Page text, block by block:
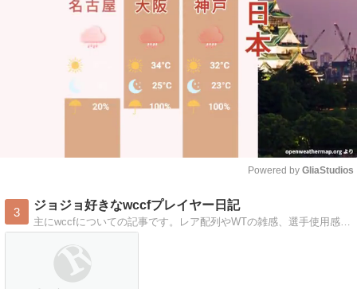
Powered by GliaStudios
3
ジョジョ好きなwccfプレイヤー日記
主にwccfについての記事です。レア配列やWTの雑感、選手使用感やジョジョネタを含めた、まったりブログです。